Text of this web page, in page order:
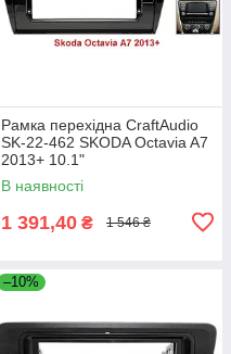
Рамка перехідна CraftAudio
SK-22-462 SKODA Octavia A7
2013+ 10.1"
В наявності
1 391,40 ₴ 1 546 ₴
–10%